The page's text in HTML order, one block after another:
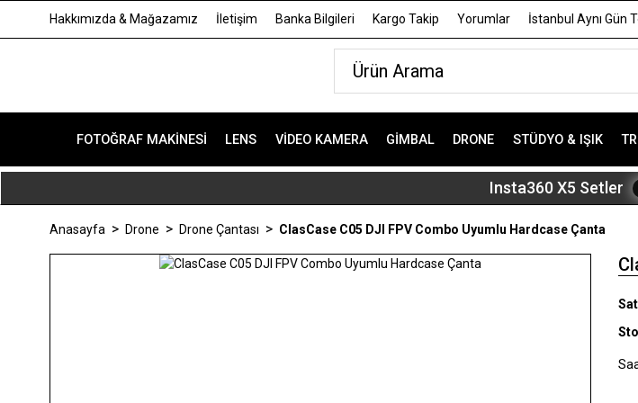
Hakkımızda & Mağazamız İletişim Banka Bilgileri Kargo Takip Yorumlar İstanbul Aynı Gün
FOTOĞRAF MAKINESI LENS VIDEO KAMERA GIMBAL DRONE STÜDYO & IŞIK
Insta360 X5 Setler
Anasayfa Drone Drone Çantası ClasCase C05 DJI FPV Combo Uyumlu Hardcase Çanta